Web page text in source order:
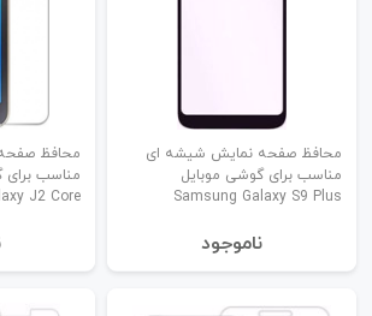
محافظ صفحه نمایش شیشه ای
مناسب برای گوشی موبایل
Samsung Galaxy S9 Plus
نا‌موجود
محافظ
مناسب برای
J2 Core